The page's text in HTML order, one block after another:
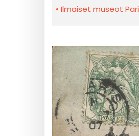
Ilmaiset museot